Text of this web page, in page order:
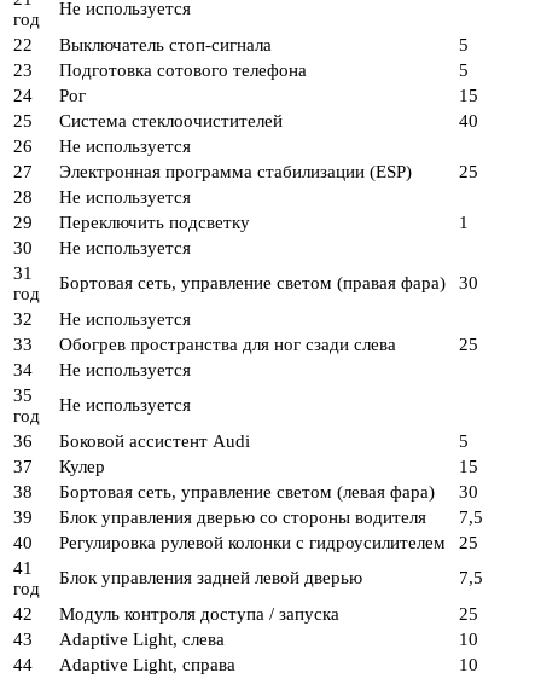
год
Не используется
22
Выключатель стоп-сигнала
5
23
Подготовка сотового телефона
5
24
Рог
15
25
Система стеклоочистителей
40
26
Не используется
27
Электронная программа стабилизации (ESP)
25
28
Не используется
29
Переключить подсветку
1
30
Не используется
31
год
Бортовая сеть, управление светом (правая фара)
30
32
Не используется
33
Обогрев пространства для ног сзади слева
25
34
Не используется
35
год
Не используется
36
Боковой ассистент Audi
5
37
Кулер
15
38
Бортовая сеть, управление светом (левая фара)
30
39
Блок управления дверью со стороны водителя
7,5
40
Регулировка рулевой колонки с гидроусилителем
25
41
год
Блок управления задней левой дверью
7,5
42
Модуль контроля доступа / запуска
25
43
Adaptive Light, слева
10
44
Adaptive Light, справа 10